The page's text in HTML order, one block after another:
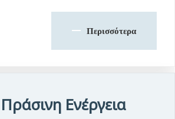
Περισσότερα
Ενέργεια